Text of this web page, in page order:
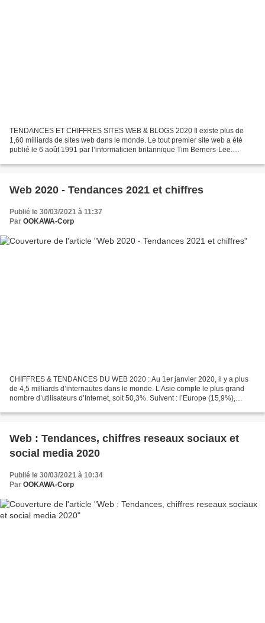
TENDANCES ET CHIFFRES SITES WEB & BLOGS 2020 Il existe plus de
1,60 milliards de sites web dans le monde. Le tout premier site web a été
publié le 6 août 1991 par l’informaticien britannique Tim Berners-Lee.
Web 2020 - Tendances 2021 et chiffres
Publié le 30/03/2021 à 11:37
Par OOKAWA-Corp
CHIFFRES & TENDANCES DU WEB 2020 : Au 1er janvier 2020, il y a plus
de 4,5 milliards d’internautes dans le monde. L’Asie compte le plus grand
nombre d’utilisateurs d’Internet, soit 50,3%. Suivent : l’Europe (15,9%),
Web : Tendances, chiffres reseaux sociaux et
social media 2020
Publié le 30/03/2021 à 10:34
Par OOKAWA-Corp